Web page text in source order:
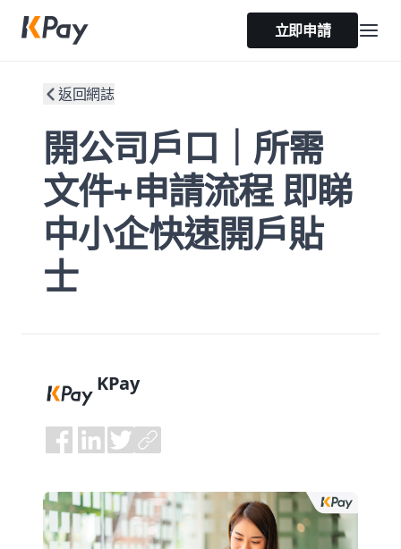
立即申請
返回網誌
開公司戶口｜所需
文件+申請流程 即睇
中小企快速開戶貼
士
KPay